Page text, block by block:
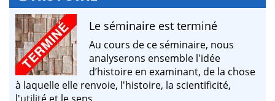
Le séminaire est terminé
Au cours de ce séminaire, nous
analyserons ensemble l'idée
d’histoire en examinant, de la chose
à laquelle elle renvoie, l'histoire, la scientificité,
l'utilité et le sens.